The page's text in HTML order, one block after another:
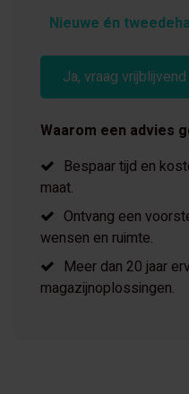
Nieuwe én
Ja, vraag
Waarom een advies
Bespaar tijd en
maat.
Ontvang een
wensen en ruimte.
Meer dan 20 jaar
magazijnoplossingen.